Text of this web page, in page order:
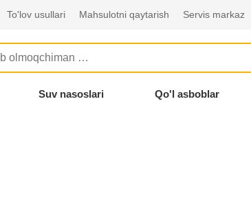
To'lov usullari Mahsulotni qaytarish Servis markaz
Suv nasoslari Qo'l asboblar